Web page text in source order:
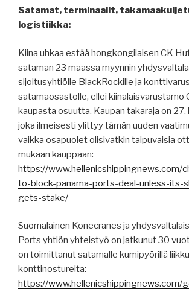
Satamat, terminaalit,
logistiikka:
Kiina uhkaa estää hongkongilaisen CK
sataman 23 maassa myynnin
sijoitusyhtiölle BlackRockille ja
satamaosastolle, ellei kiinalaisvarustamo
kaupasta osuutta. Kaupan takaraja on 27.
joka ilmeisesti ylittyy tämän uuden
vaikka osapuolet olisivatkin taipuvaisia
mukaan kauppaan:
https://www.hellenicshippingnews.com/
to-block-panama-ports-deal-unless-its-
gets-stake/
Suomalainen Konecranes ja
Ports yhtiön yhteistyö on jatkunut 30
on toimittanut satamalle kumipyörillä
konttinostureita:
https://www.hellenicshippingnews.com/